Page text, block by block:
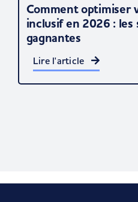
Comment
inclusif en 2026 : les
gagnantes
Lire l'article